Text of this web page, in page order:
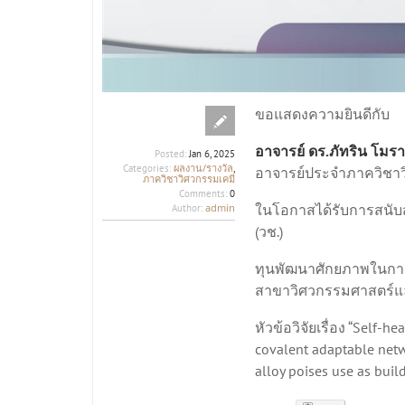
Posted:Jan 6, 2025
Categories:ผลงาน/รางวัล,
ภาควิชาวิศวกรรมเคมี
Comments:0
Author:admin
ขอแสดงความยินดีกับ
อาจารย์ ดร.ภัทริน โมร
อาจารย์ประจำภาควิช
ในโอกาสได้รับการสนั
(วช.)
ทุนพัฒนาศักยภาพในกา
สาขาวิศวกรรมศาสตร์
หัวข้อวิจัยเรื่อง “Self-
covalent adaptable
alloy poises use as